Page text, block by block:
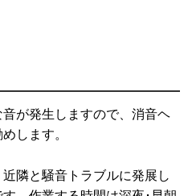
が発生しますので、消音ヘ
します。
隣と騒音トラブルに発展し